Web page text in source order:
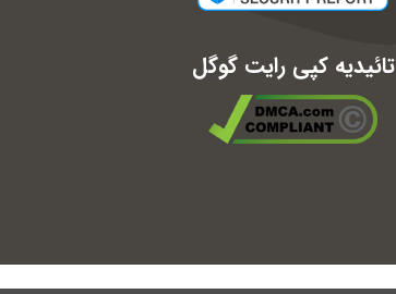
تائیدیه کپی رایت گوگل